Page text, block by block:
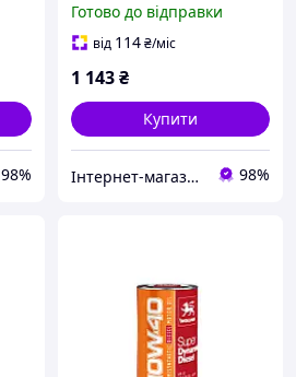
98%
каністра 4л (4шт уп)
Готово до відправки
від 114₴/міс
1 143₴
Купити
Інтернет-магазин «АвтоДруг» 98%